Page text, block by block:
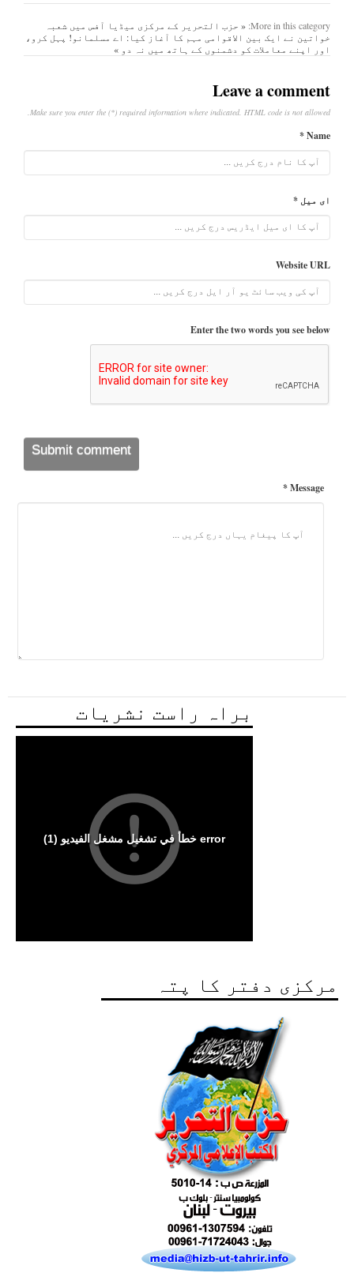
More in this category: « حزب التحریر کے مرکزی میڈیا آفس میں شعبہ
خواتین نے ایک بین الاقوامی مہم کا آغاز کیا: اے مسلمانو! پہل کرو،
اور اپنے معاملات کو دشمنوں کے ہاتھ میں نہ دو »
Leave a comment
Make sure you enter the (*) required information where indicated. HTML code is not allowed.
Name *
ای میل *
Website URL
Enter the two words you see below
Message *
براہ راست نشریات
مرکزی دفتر کا پتہ
Excerpts from the Ameer of Hizb ut Tahrir
Ummah's Constitution App for Android